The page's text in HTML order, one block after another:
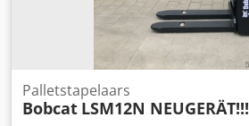
Palletstapelaars
Bobcat LSM12N NEUGERÄT!!!